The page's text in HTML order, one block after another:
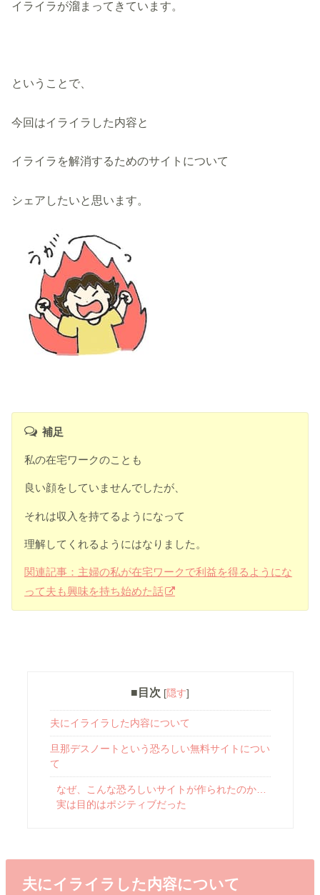
イライラが溜まってきています。
ということで、
今回はイライラした内容と
イライラを解消するためのサイトについて
シェアしたいと思います。
補足
私の在宅ワークのことも
良い顔をしていませんでしたが、
それは収入を持てるようになって
理解してくれるようにはなりました。
関連記事：主婦の私が在宅ワークで利益を得るようにな
って夫も興味を持ち始めた話
■目次 [隠す]
夫にイライラした内容について
旦那デスノートという恐ろしい無料サイトについ
て
なぜ、こんな恐ろしいサイトが作られたのか…
実は目的はポジティブだった
夫にイライラした内容について